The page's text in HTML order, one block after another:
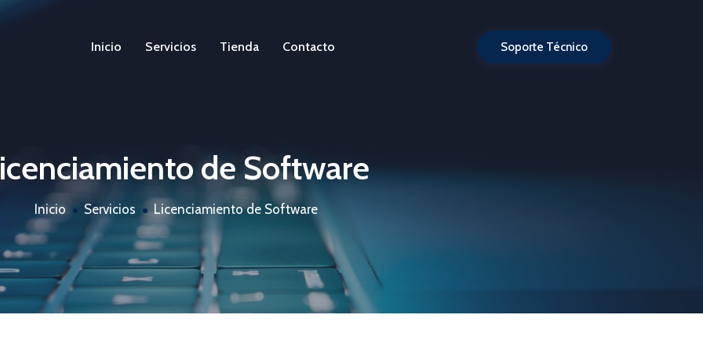
Inicio Servicios Tienda Contacto Soporte Técnico
de Software
Inicio Servicios Licenciamiento de Software